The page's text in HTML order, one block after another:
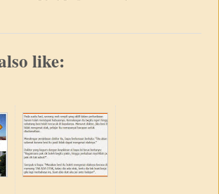
like: